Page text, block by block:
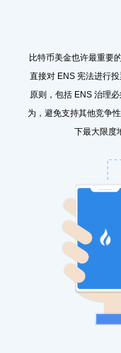
比特币美金也许最重要
直接对 ENS 宪法进行
原则，包括 ENS 治理
为，避免支持其他竞争
下最大限度